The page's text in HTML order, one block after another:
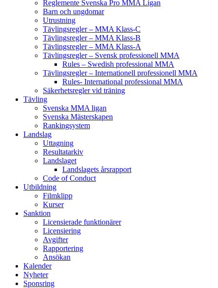
Reglemente Svenska Pro MMA Ligan
Barn och ungdomar
Utrustning
Tävlingsregler – MMA Klass-C
Tävlingsregler – MMA Klass-B
Tävlingsregler – MMA Klass-A
Tävlingsregler – Svensk professionell MMA
Rules – Swedish professional MMA
Tävlingsregler – Internationell professionell MMA
Rules- International professional MMA
Säkerhetsregler vid träning
Tävling
Svenska MMA ligan
Svenska Mästerskapen
Rankingsystem
Landslag
Uttagning
Resultatarkiv
Landslaget
Landslagets årsrapport
Code of Conduct
Utbildning
Filmklipp
Kurser
Sanktion
Licensierade funktionärer
Licensiering
Avgifter
Rapportering
Ansökan
Kalender
Nyheter
Sponsring